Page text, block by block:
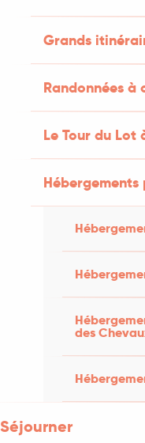
Grands
Randonnées
Le Tour du Lot
des
Séjourner
rue Robert
!